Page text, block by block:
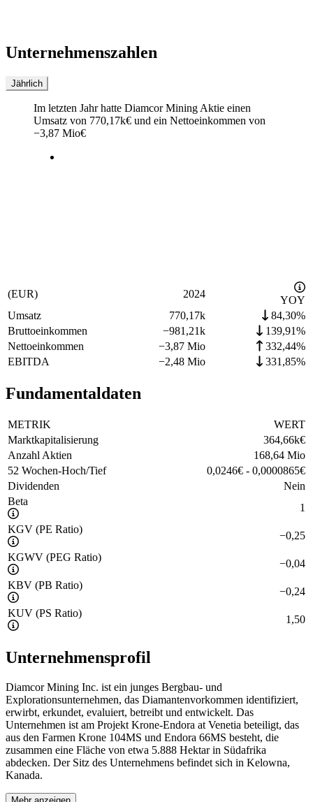
Unternehmenszahlen
Jährlich
Im letzten Jahrhatte Diamcor Mining Aktie einen
Umsatz von 770,17k€ und ein Nettoeinkommen von
−3,87 Mio€
(EUR) 2024
YOY
Umsatz
770,17k
84,30%
Bruttoeinkommen
−981,21k
139,91%
Nettoeinkommen
−3,87 Mio
332,44%
EBITDA
−2,48 Mio 331,85%
Fundamentaldaten
METRIK
WERT
Marktkapitalisierung
364,66k€
Anzahl Aktien
168,64 Mio
52 Wochen-Hoch/Tief
0,0246€ - 0,0000865€
Dividenden
Nein
Beta
1
KGV (PE Ratio)
−0,25
KGWV (PEG Ratio)
−0,04
KBV (PB Ratio)
−0,24
KUV (PS Ratio)
1,50
Unternehmensprofil
Diamcor Mining Inc. ist ein junges Bergbau- und
Explorationsunternehmen, das Diamantenvorkommen identifiziert,
erwirbt, erkundet, evaluiert, betreibt und entwickelt. Das
Unternehmen ist am Projekt Krone-Endora at Venetia beteiligt, das
aus den Farmen Krone 104MS und Endora 66MS besteht, die
zusammen eine Fläche von etwa 5.888 Hektar in Südafrika
abdecken. Der Sitz des Unternehmens befindet sich in Kelowna,
Kanada.